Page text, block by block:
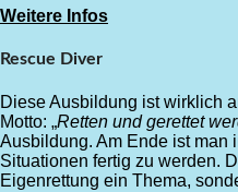
Weitere Infos
Rescue Diver
Diese Ausbildung ist wirklich
Motto: „Retten und gerettet
Ausbildung. Am Ende ist man
Situationen fertig zu werden.
Eigenrettung ein Thema,